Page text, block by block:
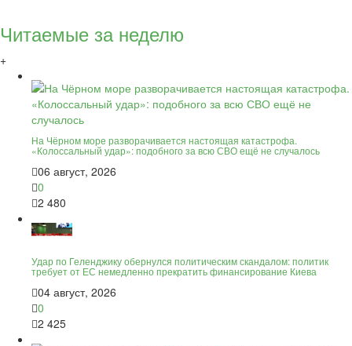
Читаемые за неделю
+
На Чёрном море разворачивается настоящая катастрофа.
«Колоссальный удар»: подобного за всю СВО ещё не случалось
06 август, 2026
0
2 480
Удар по Геленджику обернулся политическим скандалом: политик
требует от ЕС немедленно прекратить финансирование Киева
04 август, 2026
0
2 425